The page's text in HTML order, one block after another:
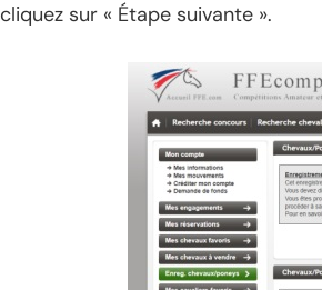
cliquez sur « Étape suivante ».